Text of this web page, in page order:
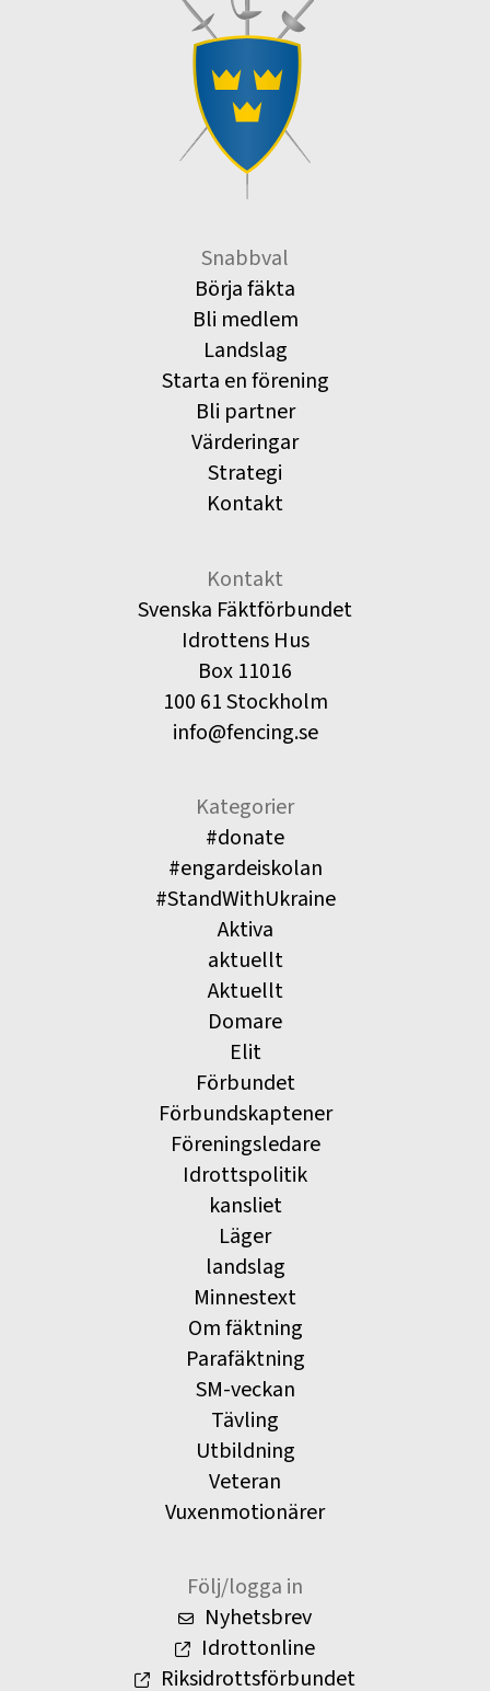
Snabbval
Börja fäkta
Bli medlem
Landslag
Starta en förening
Bli partner
Värderingar
Strategi
Kontakt
Kontakt
Svenska Fäktförbundet
Idrottens Hus
Box 11016
100 61 Stockholm
info@fencing.se
Kategorier
#donate
#engardeiskolan
#StandWithUkraine
Aktiva
aktuellt
Aktuellt
Domare
Elit
Förbundet
Förbundskaptener
Föreningsledare
Idrottspolitik
kansliet
Läger
landslag
Minnestext
Om fäktning
Parafäktning
SM-veckan
Tävling
Utbildning
Veteran
Vuxenmotionärer
Följ/logga in
Nyhetsbrev
Idrottonline
Riksidrottsförbundet